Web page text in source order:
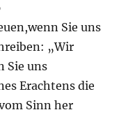
Sie uns
„Wir
Sie uns
Erachtens die
Sinn her